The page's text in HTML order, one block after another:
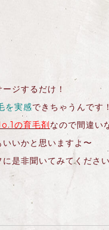
ジするだけ！
を実感できちゃうんです！
の育毛剤なので間違い
いかと思いますよ〜
是非聞いてみてください